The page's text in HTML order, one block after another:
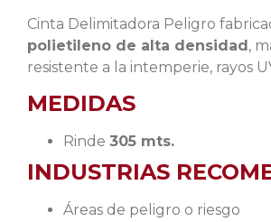
Cinta Delimitadora Peligro
polietileno de alta densidad,
resistente a la intemperie, rayos
MEDIDAS
Rinde 305 mts.
INDUSTRIAS
Áreas de peligro o riesgo